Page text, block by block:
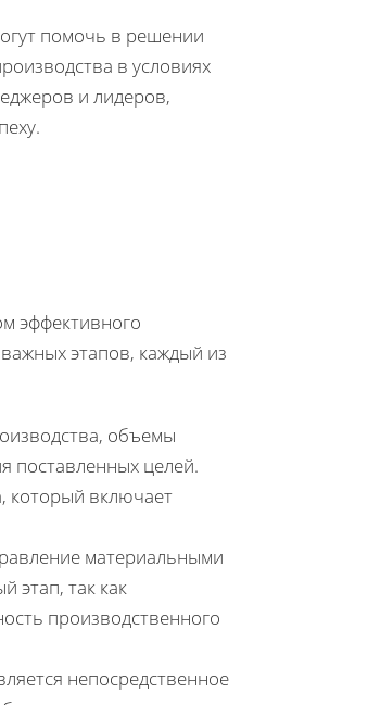
помочь в решении
в условиях
и лидеров,
эффективного
этапов, каждый из
объемы
поставленных целей.
который включает
материальными
этап, так как
производственного
непосредственное